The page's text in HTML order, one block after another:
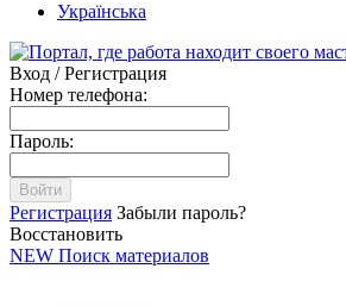
Українська
Вход / Регистрация
Номер телефона:
Пароль:
Войти
Регистрация Забыли пароль?
Восстановить
NEW Поиск материалов